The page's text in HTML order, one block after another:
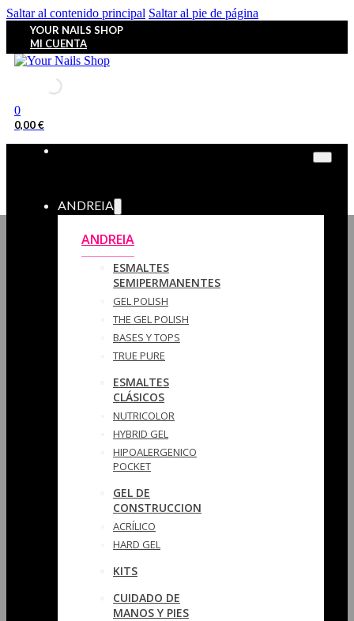
Saltar al contenido principal Saltar al pie de página
YOUR NAILS SHOP
MI CUENTA
0
0,00€
ANDREIA
ANDREIA
ESMALTES
SEMIPERMANENTES
GEL POLISH
THE GEL POLISH
BASES Y‎ TOPS
TRUE PURE
ESMALTES
CLÁSICOS
NUTRICOLOR
HYBRID GEL
HIPOALERGENICO
POCKET
GEL DE
CONSTRUCCION
ACRÍLICO
HARD GEL
KITS
CUIDADO DE
MANOS Y PIES